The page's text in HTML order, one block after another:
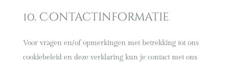
10. Contactinformatie
Voor vragen en/of opmerkingen met betrekking tot ons
cookiebeleid en deze verklaring kun je contact met ons